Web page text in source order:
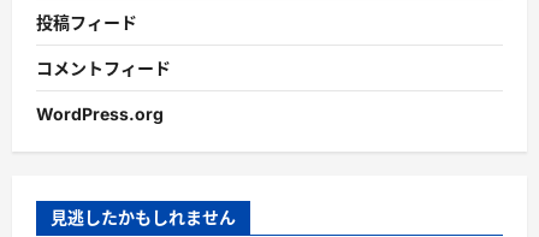
投稿フィード
コメントフィード
WordPress.org
見逃したかもしれません